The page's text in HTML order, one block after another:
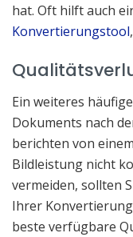
hat. Oft hilft auch
Konvertierungstool
Ein weiteres
Dokuments nach
berichten von
Bildleistung nicht
vermeiden, sollten
Ihrer
beste verfügbare